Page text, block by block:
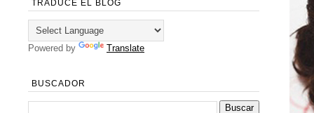
TRADUCE EL BLOG
Powered by Translate
BUSCADOR